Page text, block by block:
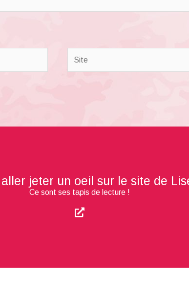
jeter un oeil sur le site de
Ce sont ses tapis de lecture !